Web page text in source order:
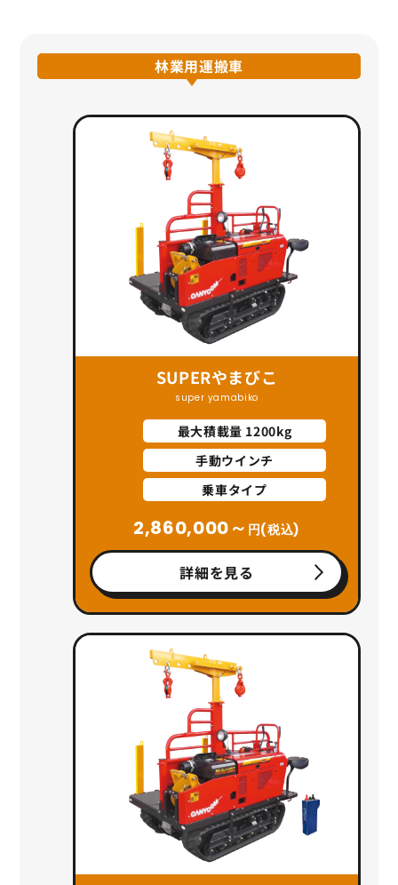
林業用運搬車
SUPERやまびこ
super yamabiko
最大積載量 1200kg
手動ウインチ
乗車タイプ
2,860,000～ 円(税込)
詳細を見る